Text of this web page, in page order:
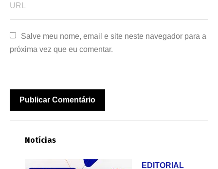
Salve meu nome, email e site neste navegador para a
próxima vez que eu comentar.
Notícias
EDITORIAL